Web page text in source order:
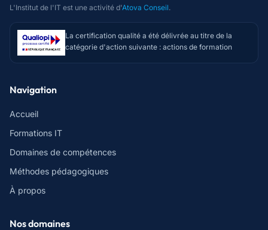
L'Institut de l'IT est une activité d'Atova Conseil.
La certification qualité a été délivrée au titre de la
catégorie d'action suivante : actions de formation
Navigation
Accueil
Formations IT
Domaines de compétences
Méthodes pédagogiques
À propos
Nos domaines